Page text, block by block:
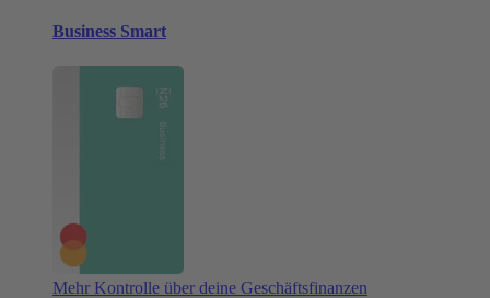
Business Smart
Mehr Kontrolle über deine Geschäftsfinanzen